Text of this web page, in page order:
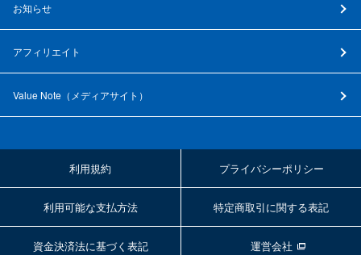
お知らせ
アフィリエイト
Value Note（ メディアサイト ）
利用規約 プライバシーポリシー
利用可能な支払方法 特定商取引に関する表記
資金決済法に基づく表記 運営会社